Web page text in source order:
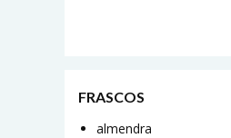
FRASCOS
almendra